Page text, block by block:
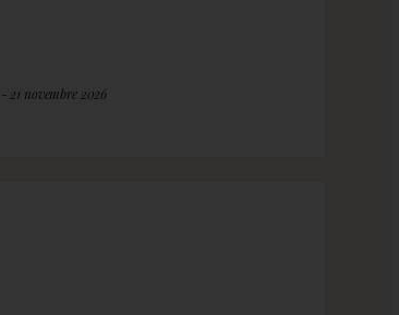
21 novembre 2026